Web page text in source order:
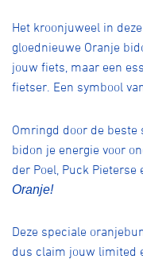
Lid worden
Het kroonjuweel in
gloednieuwe Oranje
jouw fiets, maar een
fietser. Een symbool
Omringd door de beste
bidon je energie voor
der Poel, Puck Pieterse
Oranje!
Deze speciale
dus claim jouw limited
Pumptrack